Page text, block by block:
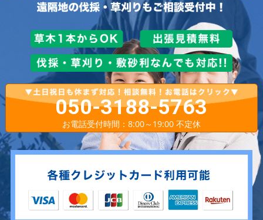
050-3188-5763
お電話受付時間：8:00～19:00 不定休